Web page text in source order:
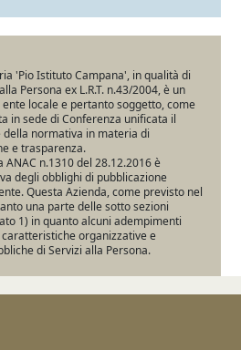
'Pio Istituto Campana', in qualità di
Persona ex L.R.T. n.43/2004, è un
locale e pertanto soggetto, come
in sede di Conferenza unificata il
della normativa in materia di
e trasparenza.
n.1310 del 28.12.2016 è
degli obblighi di pubblicazione
Questa Azienda, come previsto nel
una parte delle sotto sezioni
1) in quanto alcuni adempimenti
organizzative e
di Servizi alla Persona.